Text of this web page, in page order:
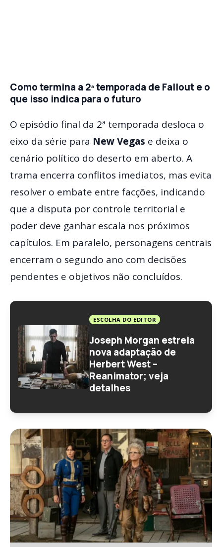
Como termina a 2ª temporada de Fallout e o
que isso indica para o futuro
O episódio final da 2ª temporada desloca o
eixo da série para New Vegas e deixa o
cenário político do deserto em aberto. A
trama encerra conflitos imediatos, mas evita
resolver o embate entre facções, indicando
que a disputa por controle territorial e
poder deve ganhar escala nos próximos
capítulos. Em paralelo, personagens centrais
encerram o segundo ano com decisões
pendentes e objetivos não concluídos.
ESCOLHA DO EDITOR
Joseph Morgan estrela
nova adaptação de
Herbert West –
Reanimator; veja
detalhes